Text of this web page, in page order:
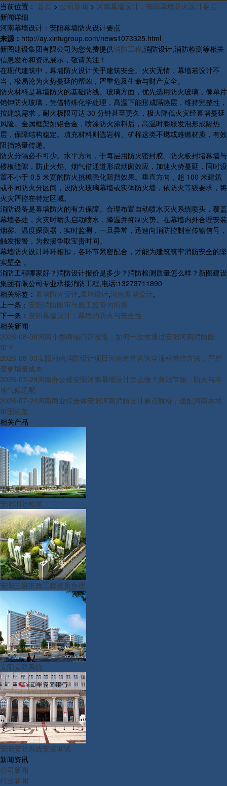
当前位置： 首页 > 公司新闻 > 河南幕墙设计：安阳幕墙防火设计要点
新闻详细
河南幕墙设计：安阳幕墙防火设计要点
来源： http://ay.xintugroup.com/news1073325.html
新图建设集团有限公司为您免费提供消防工程,消防设计,消防检测等相关
信息发布和资讯展示，敬请关注！
在现代建筑中，幕墙防火设计关乎建筑安全。火灾无情，幕墙若设计不
当，极易沦为火势蔓延的帮凶，严重危及生命与财产安全。
防火材料是幕墙防火的基础防线。玻璃方面，优先选用防火玻璃，像单片
铯钾防火玻璃，凭借特殊化学处理，高温下能形成隔热层，维持完整性，
按建筑需求，耐火极限可达 30 分钟甚至更久，极大降低火灾经幕墙蔓延
风险。金属框架如铝合金，喷涂防火涂料后，高温时膨胀发泡形成隔热
层，保障结构稳定。填充材料则选岩棉、矿棉这类不燃或难燃材质，有效
阻挡热量传递。
防火分隔必不可少。水平方向，于每层用防火密封胶、防火板封堵幕墙与
楼板缝隙，防止火焰、烟气借通道形成烟囱效应，加速火势蔓延，同时设
置不小于 0.5 米宽的防火挑檐强化阻挡效果。垂直方向，超 100 米建筑
或不同防火分区间，设防火玻璃幕墙或实体防火墙，依防火等级要求，将
火灾严控在特定区域。
消防设备是幕墙防火的有力保障。合理布置自动喷水灭火系统喷头，覆盖
幕墙各处，火灾时喷头启动喷水，降温并抑制火势。在幕墙内外合理安装
烟雾、温度探测器，实时监测，一旦异常，迅速向消防控制室传输信号，
触发报警，为救援争取宝贵时间。
幕墙防火设计环环相扣，各环节紧密配合，才能为建筑筑牢消防安全的坚
实壁垒 。
消防工程哪家好？消防设计报价是多少？消防检测质量怎么样？新图建设
集团有限公司专业承接消防工程,电话:13273711890
相关标签： 幕墙防火设计,幕墙设计,河南幕墙设计,
上一条： 安阳消防图审与施工监管的衔接
下一条： 安阳幕墙设计：幕墙的防火与安全性
相关新闻
2026-08-08河南小型商铺门店改造，如何一次性通过安阳河南消防图
审？
2026-08-03安阳河南消防设计项目河南造价咨询全流程管控方法，严控
变更增量成本
2026-07-29河南办公楼安阳河南幕墙设计怎么做？兼顾节能、防火与本
地气候适配
2026-07-24河南商业综合体安阳河南消防设计要点解析，适配河南本地
审图规范
相关产品
安阳消防检测
安阳三级市政工程资质办理
安阳安防系统
安阳安防系统安装调试
新闻资讯
公司新闻
行业新闻